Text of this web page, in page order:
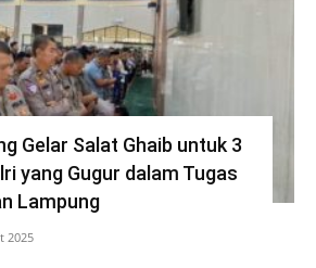
Gelar Salat Ghaib untuk 3
yang Gugur dalam Tugas
Lampung
2025